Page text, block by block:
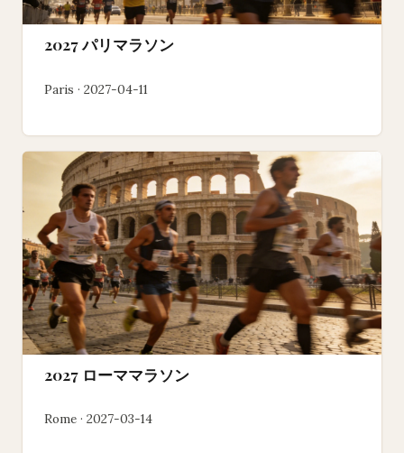
2027 パリマラソン
Paris · 2027-04-11
2027 ローママラソン
Rome · 2027-03-14